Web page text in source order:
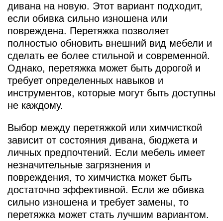
дивана на новую. Этот вариант подходит,
если обивка сильно изношена или
повреждена. Перетяжка позволяет
полностью обновить внешний вид мебели и
сделать ее более стильной и современной.
Однако, перетяжка может быть дорогой и
требует определенных навыков и
инструментов, которые могут быть доступны
не каждому.
Выбор между перетяжкой или химчисткой
зависит от состояния дивана, бюджета и
личных предпочтений. Если мебель имеет
незначительные загрязнения и
повреждения, то химчистка может быть
достаточно эффективной. Если же обивка
сильно изношена и требует замены, то
перетяжка может стать лучшим вариантом.